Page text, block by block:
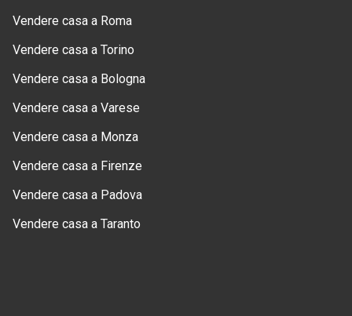
Vendere casa a Roma
Vendere casa a Torino
Vendere casa a Bologna
Vendere casa a Varese
Vendere casa a Monza
Vendere casa a Firenze
Vendere casa a Padova
Vendere casa a Taranto